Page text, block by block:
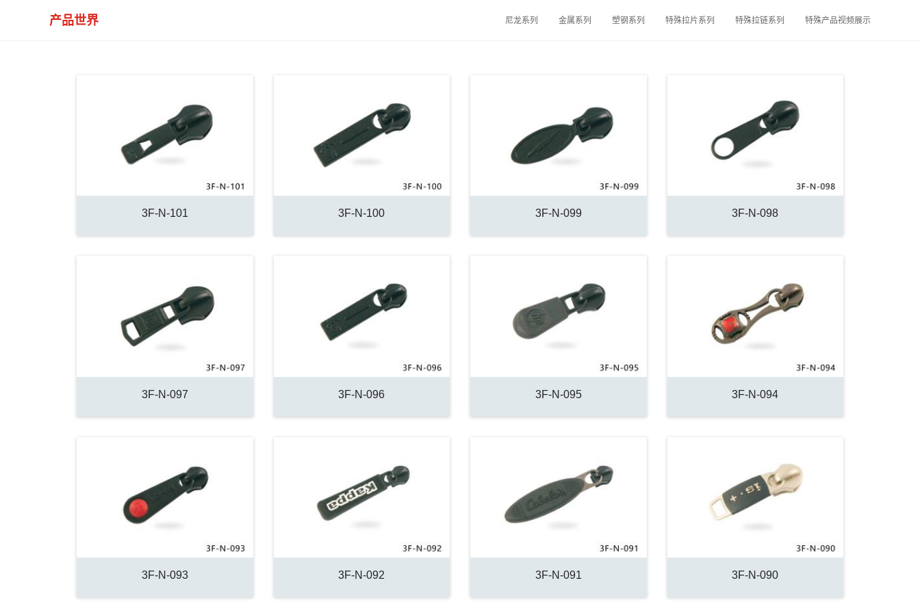
产品世界 尼龙系列 金属系列 塑钢系列 特殊拉片系列 特殊拉链系列 特殊产品视频展示
3F-N-101 3F-N-100 3F-N-099 3F-N-098
3F-N-097 3F-N-096 3F-N-095 3F-N-094
3F-N-093 3F-N-092 3F-N-091 3F-N-090